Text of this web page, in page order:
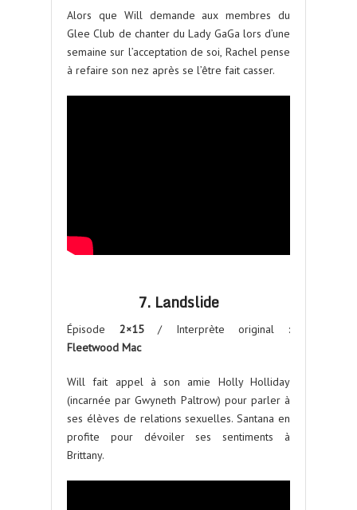
Alors que Will demande aux membres du
Glee Club de chanter du Lady GaGa lors d’une
semaine sur l’acceptation de soi, Rachel pense
à refaire son nez après se l’être fait casser.
7. Landslide
Épisode 2×15/ Interprète original :
Fleetwood Mac
Will fait appel à son amie Holly Holliday
(incarnée par Gwyneth Paltrow) pour parler à
ses élèves de relations sexuelles. Santana en
profite pour dévoiler ses sentiments à
Brittany.